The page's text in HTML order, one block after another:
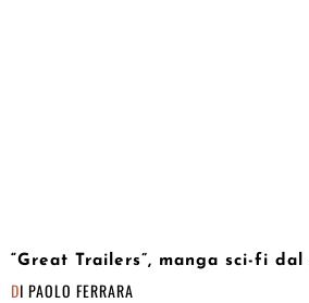
“Great Trailers”, manga sci-fi dal
DI PAOLO FERRARA